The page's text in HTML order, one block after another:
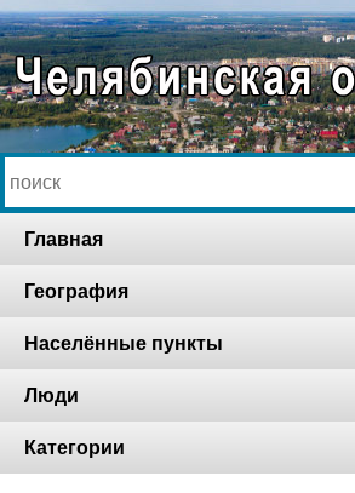
Главная
География
Населённые пункты
Люди
Категории